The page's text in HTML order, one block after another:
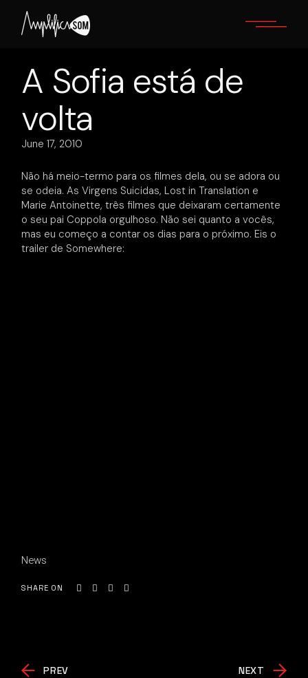
content
A Sofia está de
volta
June 17, 2010
Não há meio-termo para os filmes dela, ou se adora ou
se odeia. As Virgens Suicidas, Lost in Translation e
Marie Antoinette, três filmes que deixaram certamente
o seu pai Coppola orgulhoso. Não sei quanto a vocês,
mas eu começo a contar os dias para o próximo. Eis o
trailer de Somewhere:
News
SHARE ON
PREV NEXT